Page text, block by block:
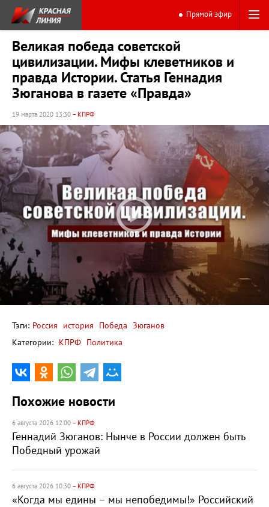
Прямой эфир
Великая победа советской
цивилизации. Мифы клеветников и
правда Истории. Статья Геннадия
Зюганова в газете «Правда»
19 марта 2020 13:30 – КПРФ
Тэги: Россия история Победа Зюганов
Категории: КПРФ Политика
Похожие новости
6 августа 2026 12:00 – КПРФ
Геннадий Зюганов: Нынче в России должен быть
Победный урожай
6 августа 2026 10:30 – КПРФ
«Когда мы едины – мы непобедимы!» Российский